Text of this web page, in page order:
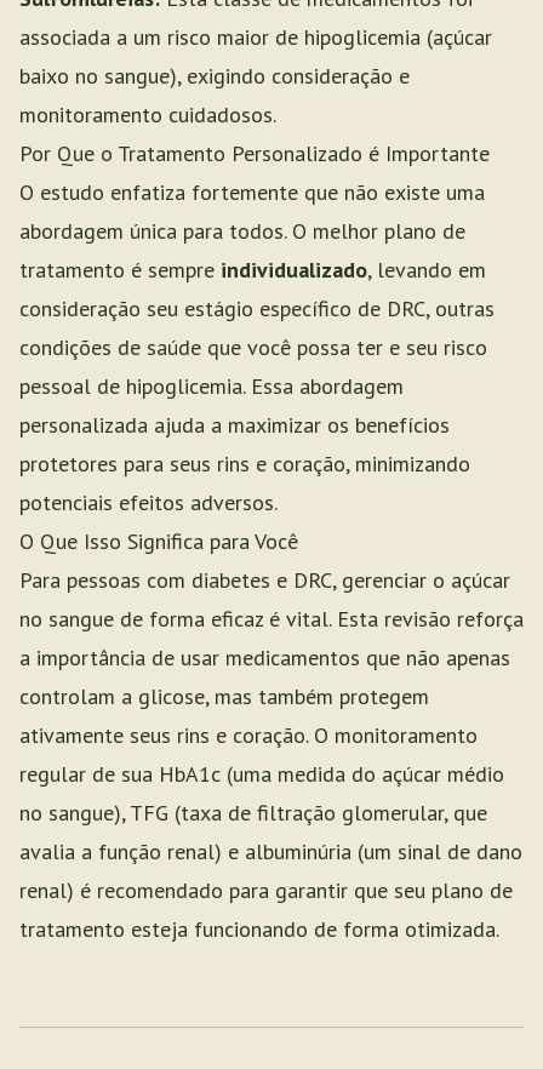
associada a um risco maior de hipoglicemia (açúcar
baixo no sangue), exigindo consideração e
monitoramento cuidadosos.
Por Que o Tratamento Personalizado é Importante
O estudo enfatiza fortemente que não existe uma
abordagem única para todos. O melhor plano de
tratamento é sempre individualizado, levando em
consideração seu estágio específico de DRC, outras
condições de saúde que você possa ter e seu risco
pessoal de hipoglicemia. Essa abordagem
personalizada ajuda a maximizar os benefícios
protetores para seus rins e coração, minimizando
potenciais efeitos adversos.
O Que Isso Significa para Você
Para pessoas com diabetes e DRC, gerenciar o açúcar
no sangue de forma eficaz é vital. Esta revisão reforça
a importância de usar medicamentos que não apenas
controlam a glicose, mas também protegem
ativamente seus rins e coração. O monitoramento
regular de sua HbA1c (uma medida do açúcar médio
no sangue), TFG (taxa de filtração glomerular, que
avalia a função renal) e albuminúria (um sinal de dano
renal) é recomendado para garantir que seu plano de
tratamento esteja funcionando de forma otimizada.